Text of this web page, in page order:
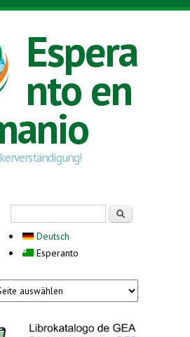
Espera
nto en
Deutsch
Esperanto